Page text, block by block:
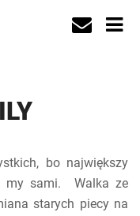
bo największy
my sami. Walka ze
starych piecy na